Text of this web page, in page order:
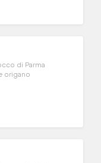
di Parma
origano